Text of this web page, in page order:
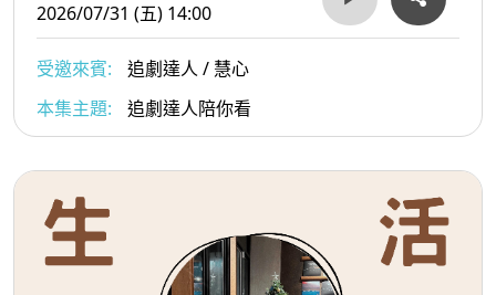
2026/07/31 (五) 14:00
受邀來賓:
追劇達人 / 慧心
本集主題:
追劇達人陪你看